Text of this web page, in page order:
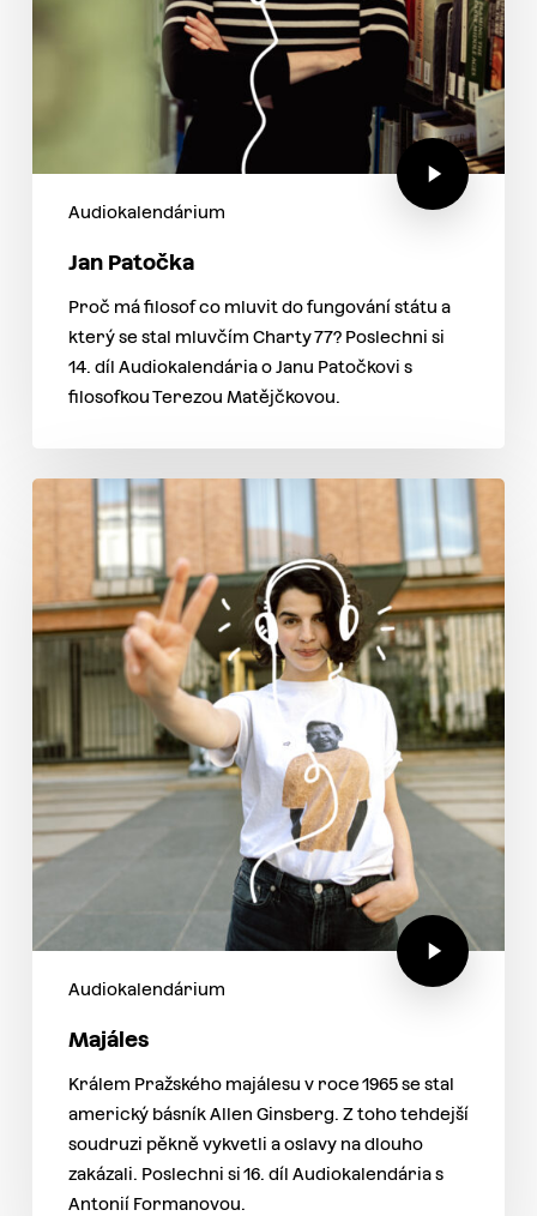
Audiokalendárium
Jan Patočka
Proč má filosof co mluvit do fungování státu a
který se stal mluvčím Charty 77? Poslechni si
14. díl Audiokalendária o Janu Patočkovi s
filosofkou Terezou Matějčkovou.
Audiokalendárium
Majáles
Králem Pražského majálesu v roce 1965 se stal
americký básník Allen Ginsberg. Z toho tehdejší
soudruzi pěkně vykvetli a oslavy na dlouho
zakázali. Poslechni si 16. díl Audiokalendária s
Antonií Formanovou.